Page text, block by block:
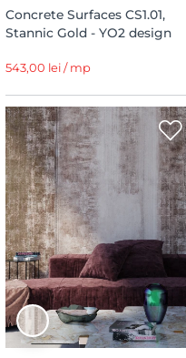
Concrete Surfaces CS1.01,
Stannic Gold - YO2 design
543,00 lei / mp